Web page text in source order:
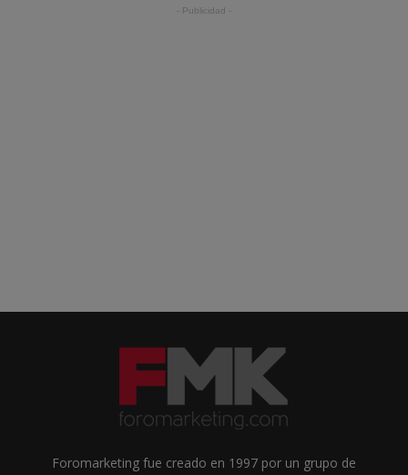
- Publicidad -
Foromarketing fue creado en 1997 por un grupo de